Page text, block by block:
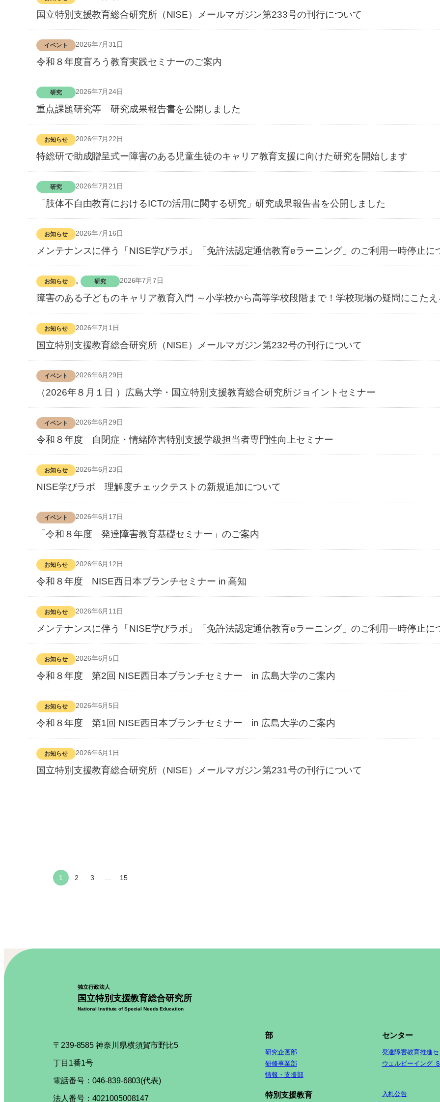
国立特別支援教育総合研究所（NISE）メールマガジン第233号の刊行について
2026年7月31日
イベント
令和８年度盲ろう教育実践セミナーのご案内
2026年7月24日
研究
重点課題研究等 研究成果報告書を公開しました
2026年7月22日
お知らせ
特総研で助成贈呈式ー障害のある児童生徒のキャリア教育支援に向けた研究を開始します
2026年7月21日
研究
「肢体不自由教育におけるICTの活用に関する研究」研究成果報告書を公開しました
2026年7月16日
お知らせ
メンテナンスに伴う「NISE学びラボ」「免許法認定通信教育eラーニング」のご利用一時停止に
2026年7月7日
お知らせ , 研究
障害のある子どものキャリア教育入門 ～小学校から高等学校段階まで！学校現場の疑問にこたえ
2026年7月1日
お知らせ
国立特別支援教育総合研究所（NISE）メールマガジン第232号の刊行について
2026年6月29日
イベント
（2026年８月１日 ）広島大学・国立特別支援教育総合研究所ジョイントセミナー
2026年6月29日
イベント
令和８年度 自閉症・情緒障害特別支援学級担当者専門性向上セミナー
2026年6月23日
お知らせ
NISE学びラボ 理解度チェックテストの新規追加について
2026年6月17日
イベント
「令和８年度 発達障害教育基礎セミナー」のご案内
2026年6月12日
お知らせ
令和８年度 NISE西日本ブランチセミナー in 高知
2026年6月11日
お知らせ
メンテナンスに伴う「NISE学びラボ」「免許法認定通信教育eラーニング」のご利用一時停止に
2026年6月5日
お知らせ
令和８年度 第2回 NISE西日本ブランチセミナー in 広島大学のご案内
2026年6月5日
お知らせ
令和８年度 第1回 NISE西日本ブランチセミナー in 広島大学のご案内
2026年6月1日
お知らせ
国立特別支援教育総合研究所（NISE）メールマガジン第231号の刊行について
1 2 3 15
独立行政法人
国立特別支援教育総合研究所
National Institute of Special Needs Education
〒239-8585 神奈川県横須賀市野比5
丁目1番1号
電話番号：046-839-6803(代表)
法人番号：4021005008147
部
研究企画部
研修事業部
情報・支援部
センター
発達障害教育推進セ
ウェルビーイング
特別支援教育
入札公告